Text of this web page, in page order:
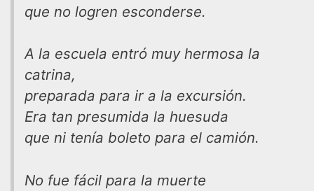
que no logren esconderse.
A la escuela entró muy hermosa la
catrina,
preparada para ir a la excursión.
Era tan presumida la huesuda
que ni tenía boleto para el camión.
No fue fácil para la muerte